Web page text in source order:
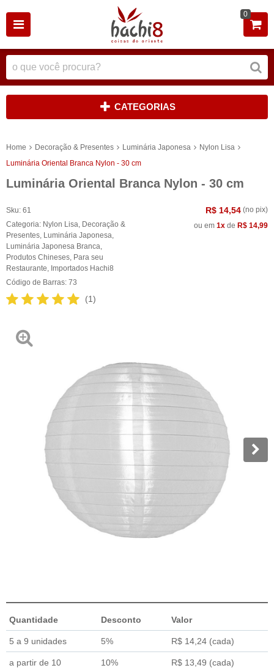
0
CATEGORIAS
Home Decoração & Presentes Luminária Japonesa
Nylon Lisa
Luminária Oriental Branca Nylon - 30 cm
Luminária Oriental Branca Nylon - 30 cm
Sku: 61
Categoria: Nylon Lisa Decoração &
Presentes Luminária Japonesa
Luminária Japonesa Branca
Produtos Chineses Para seu
Restaurante Importados Hachi8
Código de Barras: 73
(1)
R$ 14,54 (no pix)
ou em 1x de R$ 14,99
Quantidade Desconto Valor
5 a 9 unidades 5% R$ 14,24 (cada)
a partir de 10 10% R$ 13,49 (cada)